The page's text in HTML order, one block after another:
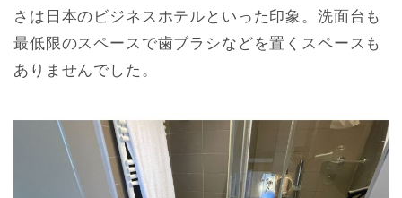
さは日本のビジネスホテルといった印象。洗面台も
最低限のスペースで歯ブラシなどを置くスペースも
ありませんでした。